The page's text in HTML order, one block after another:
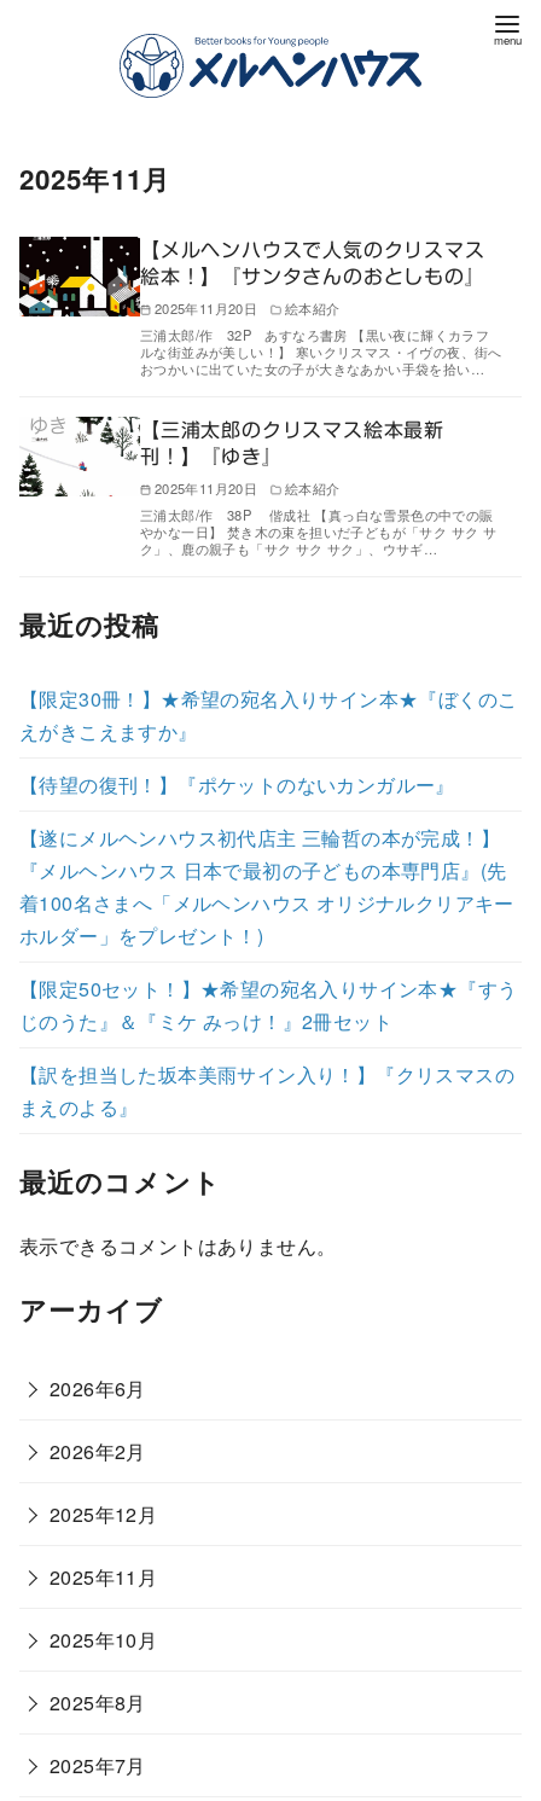
2025年11月
【メルヘンハウスで人気のクリスマス
絵本！】『サンタさんのおとしもの』
2025年11月20日
絵本紹介
三浦太郎/作 32P あすなろ書房 【黒い夜に輝くカラフ
ルな街並みが美しい！】 寒いクリスマス・イヴの夜、街へ
おつかいに出ていた女の子が大きなあかい手袋を拾い…
【三浦太郎のクリスマス絵本最新
刊！】『ゆき』
2025年11月20日
絵本紹介
三浦太郎/作 38P 偕成社 【真っ白な雪景色の中での賑
やかな一日】 焚き木の束を担いだ子どもが「サク サク サ
ク」、鹿の親子も「サク サク サク」、ウサギ…
最近の投稿
【限定30冊！】★希望の宛名入りサイン本★『ぼくのこ
えがきこえますか』
【待望の復刊！】『ポケットのないカンガルー』
【遂にメルヘンハウス初代店主 三輪哲の本が完成！】
『メルヘンハウス 日本で最初の子どもの本専門店』(先
着100名さまへ「メルヘンハウス オリジナルクリアキー
ホルダー」をプレゼント！)
【限定50セット！】★希望の宛名入りサイン本★『すう
じのうた』＆『ミケ みっけ！』2冊セット
【訳を担当した坂本美雨サイン入り！】『クリスマスの
まえのよる』
最近のコメント
表示できるコメントはありません。
アーカイブ
2026年6月
2026年2月
2025年12月
2025年11月
2025年10月
2025年8月
2025年7月